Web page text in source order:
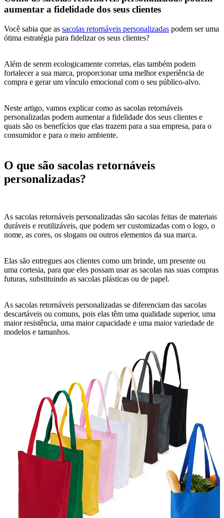
aumentar a fidelidade dos seus clientes
Você sabia que as sacolas retornáveis personalizadas podem ser uma
ótima estratégia para fidelizar os seus clientes?
Além de serem ecologicamente corretas, elas também podem
fortalecer a sua marca, proporcionar uma melhor experiência de
compra e gerar um vínculo emocional com o seu público-alvo.
Neste artigo, vamos explicar como as sacolas retornáveis
personalizadas podem aumentar a fidelidade dos seus clientes e
quais são os benefícios que elas trazem para a sua empresa, para o
consumidor e para o meio ambiente.
O que são sacolas retornáveis
personalizadas?
As sacolas retornáveis personalizadas são sacolas feitas de materiais
duráveis e reutilizáveis, que podem ser customizadas com o logo, o
nome, as cores, os slogans ou outros elementos da sua marca.
Elas são entregues aos clientes como um brinde, um presente ou
uma cortesia, para que eles possam usar as sacolas nas suas compras
futuras, substituindo as sacolas plásticas ou de papel.
As sacolas retornáveis personalizadas se diferenciam das sacolas
descartáveis ou comuns, pois elas têm uma qualidade superior, uma
maior resistência, uma maior capacidade e uma maior variedade de
modelos e tamanhos.